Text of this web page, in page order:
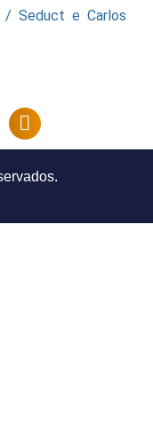
/ Seduct e Carlos